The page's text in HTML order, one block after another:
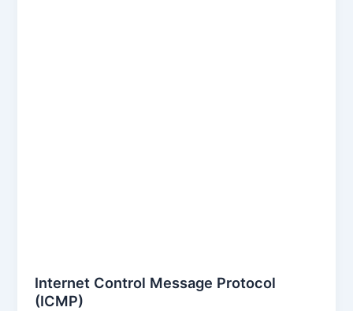
Internet Control Message Protocol
(ICMP)